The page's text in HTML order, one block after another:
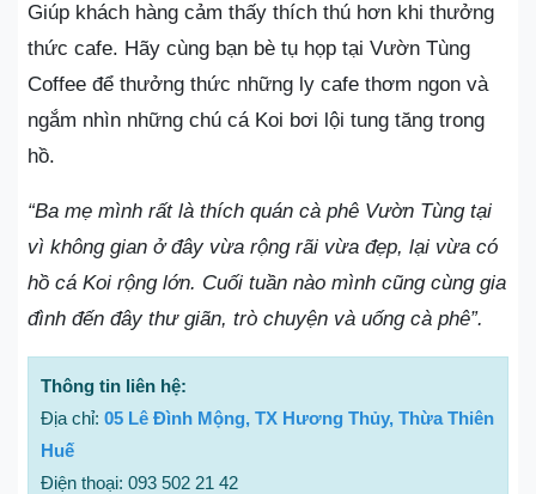
Giúp khách hàng cảm thấy thích thú hơn khi thưởng
thức cafe. Hãy cùng bạn bè tụ họp tại Vườn Tùng
Coffee để thưởng thức những ly cafe thơm ngon và
ngắm nhìn những chú cá Koi bơi lội tung tăng trong
hồ.
“Ba mẹ mình rất là thích quán cà phê Vườn Tùng tại
vì không gian ở đây vừa rộng rãi vừa đẹp, lại vừa có
hồ cá Koi rộng lớn. Cuối tuần nào mình cũng cùng gia
đình đến đây thư giãn, trò chuyện và uống cà phê”.
Thông tin liên hệ:
Địa chỉ: 05 Lê Đình Mộng, TX Hương Thủy, Thừa Thiên
Huế
Điện thoại: 093 502 21 42